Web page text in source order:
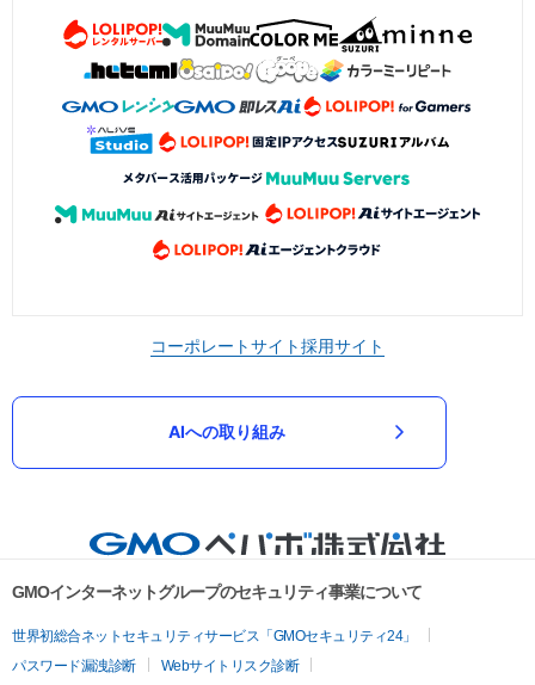
コーポレートサイト採用サイト
AIへの取り組み
GMOインターネットグループのセキュリティ事業について
世界初総合ネットセキュリティサービス「GMOセキュリティ24」
パスワード漏洩診断
Webサイトリスク診断